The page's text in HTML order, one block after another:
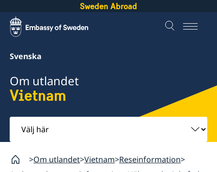
Sweden Abroad
Svenska
Om utlandet
Vietnam
Välj
här
Om utlandet Vietnam Reseinformation